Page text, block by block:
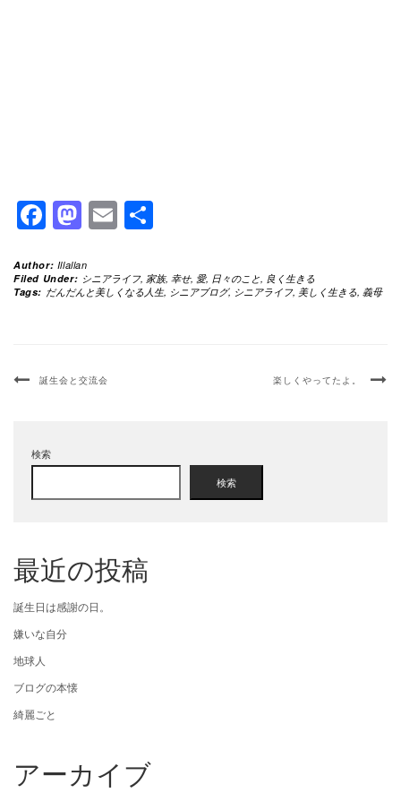
Facebook
Mastodon
Email
Author: Illallan
Filed Under: シニアライフ, 家族, 幸せ, 愛, 日々のこと, 良く生きる
Tags: だんだんと美しくなる人生, シニアブログ, シニアライフ, 美しく生きる, 義母
誕生会と交流会 楽しくやってたよ。
検索
検索
最近の投稿
誕生日は感謝の日。
嫌いな自分
地球人
ブログの本懐
綺麗ごと
アーカイブ